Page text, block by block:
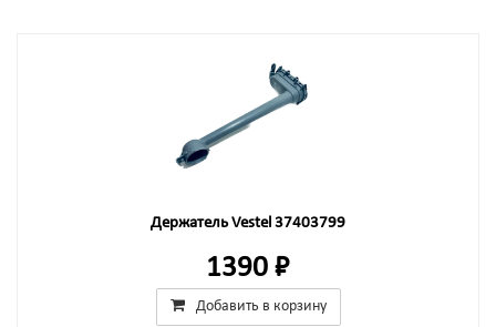
Держатель Vestel 37403799
1390 ₽
Добавить в корзину